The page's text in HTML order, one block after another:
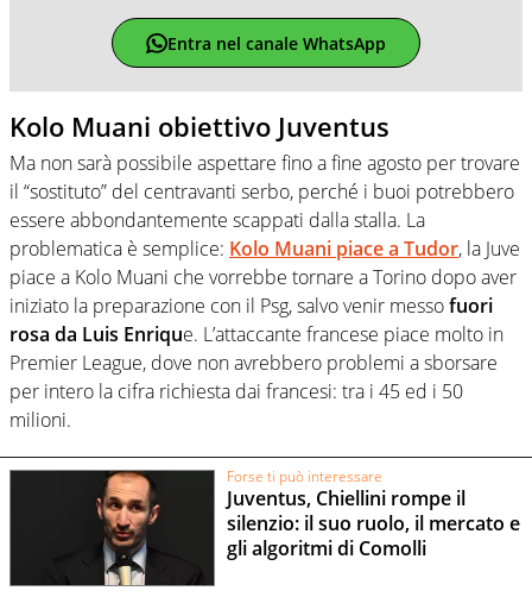
Entra nel canale WhatsApp
Kolo Muani obiettivo Juventus
Ma non sarà possibile aspettare fino a fine agosto per trovare
il “sostituto” del centravanti serbo, perché i buoi potrebbero
essere abbondantemente scappati dalla stalla. La
problematica è semplice: Kolo Muani piace a Tudor, la Juve
piace a Kolo Muani che vorrebbe tornare a Torino dopo aver
iniziato la preparazione con il Psg, salvo venir messofuori
rosa da Luis Enrique. L’attaccante francese piace molto in
Premier League, dove non avrebbero problemi a sborsare
per intero la cifra richiesta dai francesi: tra i 45 ed i 50
milioni.
Forse ti può interessare
Juventus, Chiellini rompe il
silenzio: il suo ruolo, il mercato e
gli algoritmi di Comolli